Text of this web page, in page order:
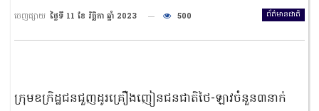
ព័ត៌មានជាតិ
ចេញផ្សាយ ថ្ងៃទី 11 ខែ វិច្ឆិកា ឆ្នាំ 2023 500
ក្រុមឧក្រិដ្ឋជនជួញដូរគ្រឿងញៀនជនជាតិថៃ-ឡាវចំនួន៣នាក់